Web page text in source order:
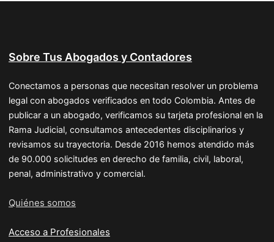
Sobre Tus Abogados y Contadores
Conectamos a personas que necesitan resolver un problema
legal con abogados verificados en todo Colombia. Antes de
publicar a un abogado, verificamos su tarjeta profesional en la
Rama Judicial, consultamos antecedentes disciplinarios y
revisamos su trayectoria. Desde 2016 hemos atendido más
de 90.000 solicitudes en derecho de familia, civil, laboral,
penal, administrativo y comercial.
Quiénes somos
Acceso a Profesionales